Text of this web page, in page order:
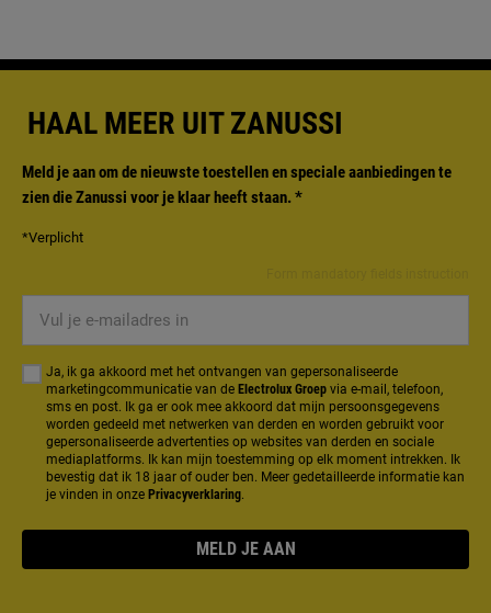
HAAL MEER UIT ZANUSSI
Meld je aan om de nieuwste toestellen en speciale aanbiedingen te
zien die Zanussi voor je klaar heeft staan.*
*Verplicht
e-
mailadres
Ja, ik ga akkoord met het ontvangen van gepersonaliseerde
marketingcommunicatie van de Electrolux Groep via e-mail, telefoon,
sms en post. Ik ga er ook mee akkoord dat mijn persoonsgegevens
worden gedeeld met netwerken van derden en worden gebruikt voor
gepersonaliseerde advertenties op websites van derden en sociale
mediaplatforms. Ik kan mijn toestemming op elk moment intrekken. Ik
bevestig dat ik 18 jaar of ouder ben. Meer gedetailleerde informatie kan
je vinden in onze Privacyverklaring.
MELD JE AAN